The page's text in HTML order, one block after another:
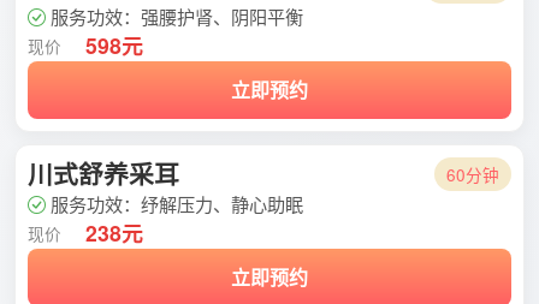
服务功效：强腰护肾、阴阳平衡
现价 598元
立即预约
川式舒养采耳 60分钟
服务功效：纾解压力、静心助眠
现价 238元
立即预约